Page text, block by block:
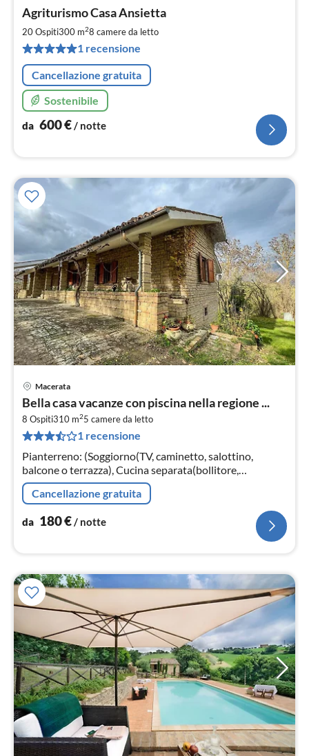
Agriturismo Casa Ansietta
20 Ospiti300 m28 camere da letto
1 recensione
Cancellazione gratuita
Sostenibile
da 600€/ notte
Macerata
Bella casa vacanze con piscina nella regione ...
8 Ospiti310 m25 camere da letto
1 recensione
Pianterreno: (Soggiorno(TV, caminetto, salottino,
balcone o terrazza), Cucina separata(bollitore,
tostapane, caffettiera, forno, lavastoviglie, frigo con
congelatore)
Cancellazione gratuita
da 180€/ notte